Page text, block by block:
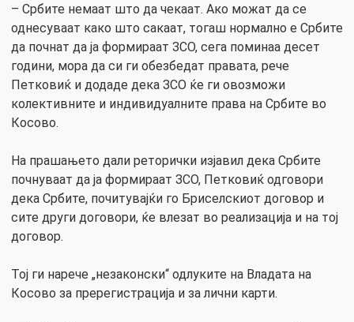
– Србите немаат што да чекаат. Ако можат да се
однесуваат како што сакаат, тогаш нормално е Србите
да почнат да ја формираат ЗСО, сега поминаа десет
години, мора да си ги обезбедат правата, рече
Петковиќ и додаде дека ЗСО ќе ги овозможи
колективните и индивидуалните права на Србите во
Косово.
На прашањето дали реторички изјавил дека Србите
почнуваат да ја формираат ЗСО, Петковиќ одговори
дека Србите, почитувајќи го Бриселскиот договор и
сите други договори, ќе влезат во реализација и на тој
договор.
Тој ги нарече „незаконски“ одлуките на Владата на
Косово за пререгистрација и за лични карти.